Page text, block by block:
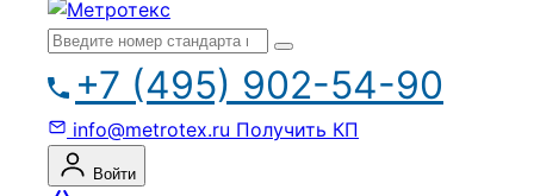
+7 (495) 902-54-90
info@metrotex.ru Получить КП
Войти